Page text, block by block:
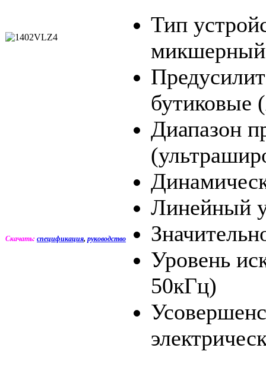
Тип
микшерный
бутиковые
Диапазон
Линейный
Уровень
50кГц)
Скачать: спецификация, руководство